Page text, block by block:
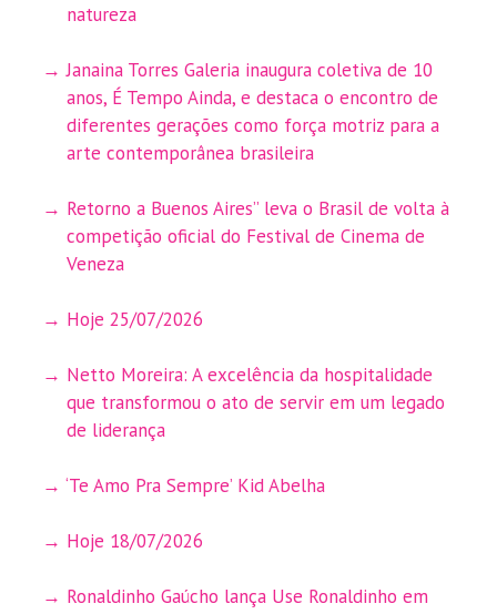
natureza
Janaina Torres Galeria inaugura coletiva de 10
anos, É Tempo Ainda, e destaca o encontro de
diferentes gerações como força motriz para a
arte contemporânea brasileira
Retorno a Buenos Aires” leva o Brasil de volta à
competição oficial do Festival de Cinema de
Veneza
Hoje 25/07/2026
Netto Moreira: A excelência da hospitalidade
que transformou o ato de servir em um legado
de liderança
‘Te Amo Pra Sempre’ Kid Abelha
Hoje 18/07/2026
Ronaldinho Gaúcho lança Use Ronaldinho em